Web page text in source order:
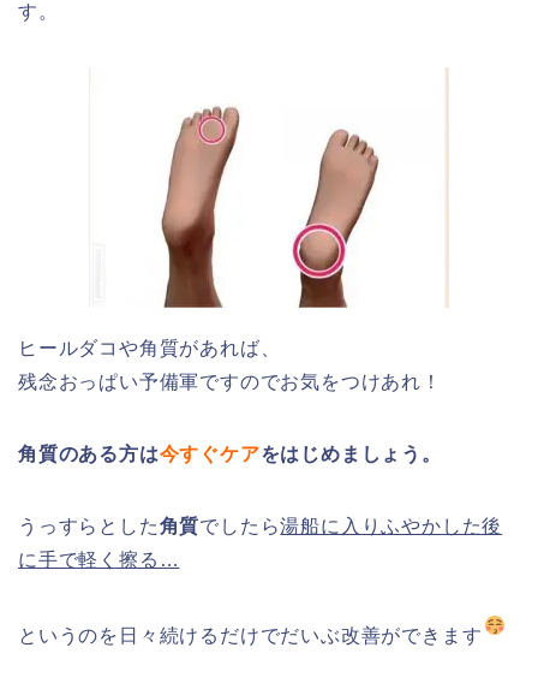
す。
ヒールダコや角質があれば、
残念おっぱい予備軍ですのでお気をつけあれ！
角質のある方は今すぐケアをはじめましょう。
うっすらとした角質でしたら湯船に入りふやかした後
に手で軽く擦る…
というのを日々続けるだけでだいぶ改善ができます